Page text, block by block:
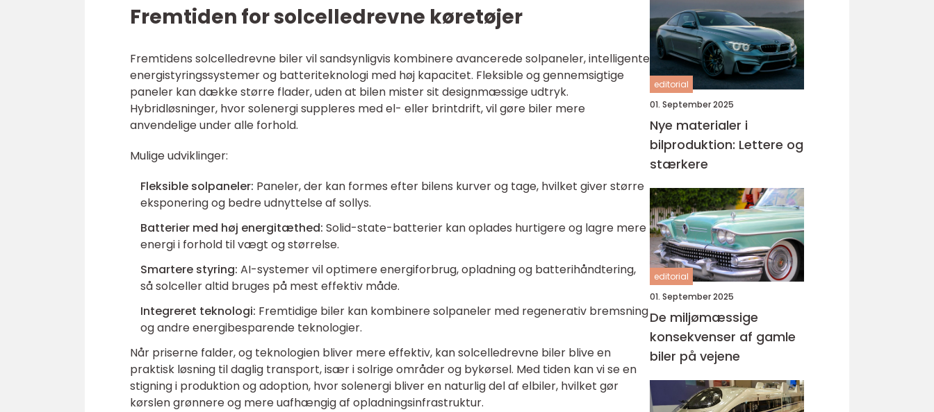
Fremtiden for solcelledrevne køretøjer
Fremtidens solcelledrevne biler vil sandsynligvis kombinere avancerede solpaneler, intelligente
energistyringssystemer og batteriteknologi med høj kapacitet. Fleksible og gennemsigtige
paneler kan dække større flader, uden at bilen mister sit designmæssige udtryk.
Hybridløsninger, hvor solenergi suppleres med el- eller brintdrift, vil gøre biler mere
anvendelige under alle forhold.
Mulige udviklinger:
Fleksible solpaneler: Paneler, der kan formes efter bilens kurver og tage, hvilket giver større
eksponering og bedre udnyttelse af sollys.
Batterier med høj energitæthed: Solid-state-batterier kan oplades hurtigere og lagre mere
energi i forhold til vægt og størrelse.
Smartere styring: AI-systemer vil optimere energiforbrug, opladning og batterihåndtering,
så solceller altid bruges på mest effektiv måde.
Integreret teknologi: Fremtidige biler kan kombinere solpaneler med regenerativ bremsning
og andre energibesparende teknologier.
Når priserne falder, og teknologien bliver mere effektiv, kan solcelledrevne biler blive en
praktisk løsning til daglig transport, især i solrige områder og bykørsel. Med tiden kan vi se en
stigning i produktion og adoption, hvor solenergi bliver en naturlig del af elbiler, hvilket gør
kørslen grønnere og mere uafhængig af opladningsinfrastruktur.
editorial
01. September 2025
Nye materialer i
bilproduktion: Lettere og
stærkere
editorial
01. September 2025
De miljømæssige
konsekvenser af gamle
biler på vejene